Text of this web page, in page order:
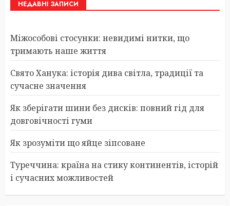
НЕДАВНІ ЗАПИСИ
Міжособові стосунки: невидимі нитки, що
тримають наше життя
Свято Ханука: історія дива світла, традиції та
сучасне значення
Як зберігати шини без дисків: повний гід для
довговічності гуми
Як зрозуміти що яйце зіпсоване
Туреччина: країна на стику континентів, історій
і сучасних можливостей